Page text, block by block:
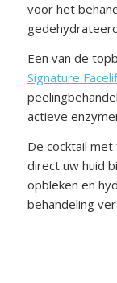
voor het
Een van de
Signature
actieve
De cocktail
direct uw huid
opbleken en
behandeling